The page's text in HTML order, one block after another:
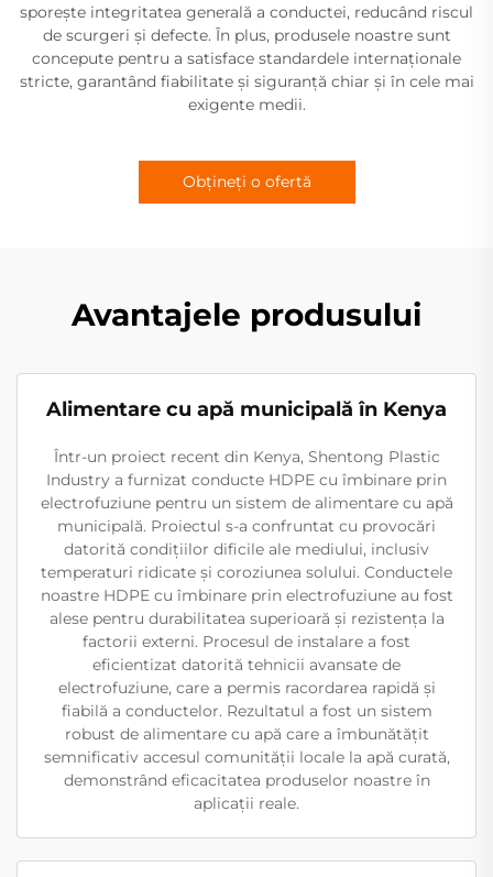
sporește integritatea generală a conductei, reducând riscul
de scurgeri și defecte. În plus, produsele noastre sunt
concepute pentru a satisface standardele internaționale
stricte, garantând fiabilitate și siguranță chiar și în cele mai
exigente medii.
Obțineți o ofertă
Avantajele produsului
Alimentare cu apă municipală în Kenya
Într-un proiect recent din Kenya, Shentong Plastic
Industry a furnizat conducte HDPE cu îmbinare prin
electrofuziune pentru un sistem de alimentare cu apă
municipală. Proiectul s-a confruntat cu provocări
datorită condițiilor dificile ale mediului, inclusiv
temperaturi ridicate și coroziunea solului. Conductele
noastre HDPE cu îmbinare prin electrofuziune au fost
alese pentru durabilitatea superioară și rezistența la
factorii externi. Procesul de instalare a fost
eficientizat datorită tehnicii avansate de
electrofuziune, care a permis racordarea rapidă și
fiabilă a conductelor. Rezultatul a fost un sistem
robust de alimentare cu apă care a îmbunătățit
semnificativ accesul comunității locale la apă curată,
demonstrând eficacitatea produselor noastre în
aplicații reale.